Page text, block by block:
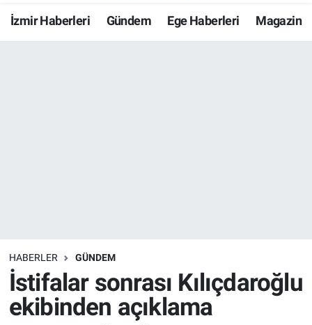
İzmir Haberleri Gündem Ege Haberleri Magazin
HABERLER GÜNDEM
İstifalar sonrası Kılıçdaroğlu
ekibinden açıklama
Resmi İlanlar